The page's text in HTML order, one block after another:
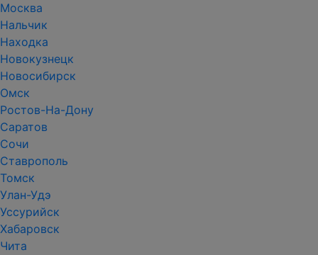
Москва
Нальчик
Находка
Новокузнецк
Новосибирск
Омск
Ростов-На-Дону
Саратов
Сочи
Ставрополь
Томск
Улан-Удэ
Уссурийск
Хабаровск
Чита